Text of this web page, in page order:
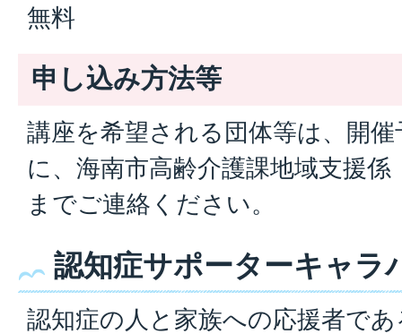
無料
申し込み方法等
講座を希望される団体等は、開
に、海南市高齢介護課地域支援
までご連絡ください。
認知症サポーターキャラ
認知症の人と家族への応援者で